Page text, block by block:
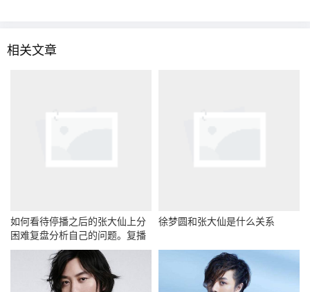
相关文章
如何看待停播之后的张大仙上分
困难复盘分析自己的问题。复播
以后技术会提高吗？
徐梦圆和张大仙是什么关系